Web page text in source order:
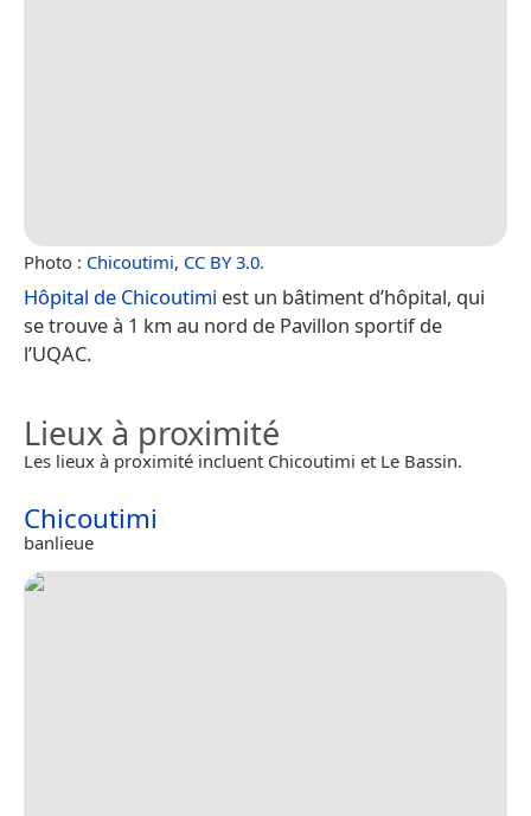
Photo : Chicoutimi, CC BY 3.0.
Hôpital de Chicoutimi est un bâtiment d’hôpital, qui
se trouve à 1 km au nord de Pavillon sportif de
l’UQAC.
Lieux à proximité
Les lieux à proximité incluent Chicoutimi et Le Bassin.
Chicoutimi
banlieue